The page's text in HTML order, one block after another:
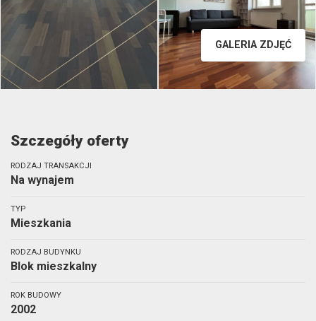
GALERIA ZDJĘĆ
Szczegóły oferty
RODZAJ TRANSAKCJI
Na wynajem
TYP
Mieszkania
RODZAJ BUDYNKU
Blok mieszkalny
ROK BUDOWY
2002